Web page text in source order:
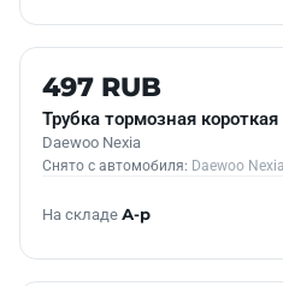
Б/У В НАЛИЧИИ
497 RUB
Трубка тормозная короткая
Daewoo Nexia
Снято с автомобиля: Daewoo Nexia
На складе А-р